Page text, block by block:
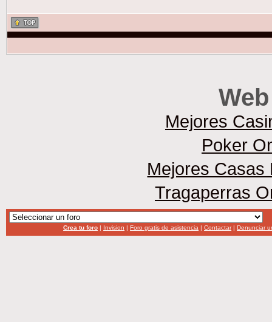
Mejores
Poker
Mejores Casas
Tragaperras
Crea tu foro Invision Foro gratis de asistencia |Contactar| Denunciar